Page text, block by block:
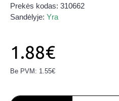
Prekės kodas: 310662
Sandėlyje: Yra
1.88€
Be PVM: 1.55€